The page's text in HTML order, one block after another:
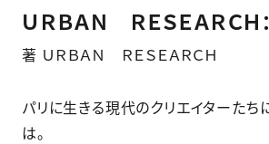
ＵＲＢＡＮ ＲＥＳＥＡＲＣＨ
著 ＵＲＢＡＮ ＲＥＳＥＡＲＣＨ
パリに生きる現代のクリエイターたち
は。